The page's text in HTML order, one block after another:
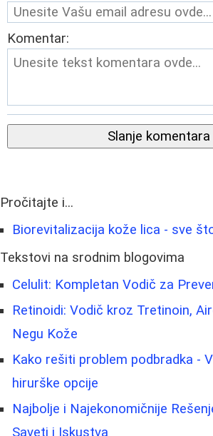
Komentar:
Slanje komentara
Pročitajte i...
Biorevitalizacija kože lica - sve
Tekstovi na srodnim blogovima
Celulit: Kompletan Vodič za
Retinoidi: Vodič kroz Tretinoin,
Negu Kože
Kako rešiti problem podbradka -
hirurške opcije
Najbolje i Najekonomičnije
Saveti i Iskustva